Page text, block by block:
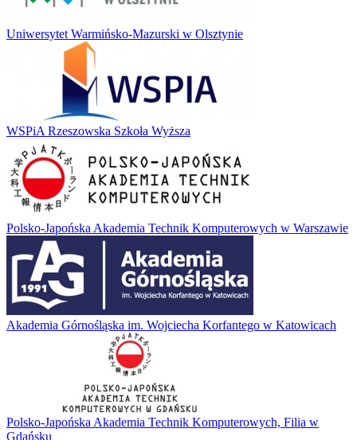
Uniwersytet Warmińsko-Mazurski w Olsztynie
WSPiA Rzeszowska Szkoła Wyższa
Polsko-Japońska Akademia Technik Komputerowych w Warszawie
Akademia Górnośląska im. Wojciecha Korfantego w Katowicach
Polsko-Japońska Akademia Technik Komputerowych, Filia w
Gdańsku